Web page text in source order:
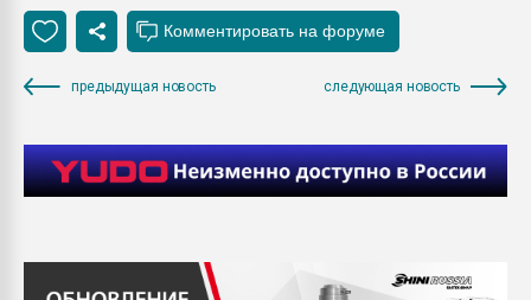
предыдущая новость следующая новость